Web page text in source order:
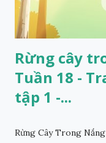
Rừng cây
Tuần 18 -
tập 1 -...
Rừng Cây Trong